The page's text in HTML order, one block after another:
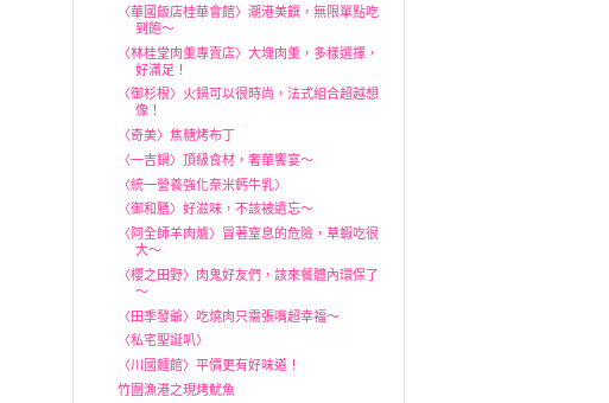
〈華國飯店桂華會館〉潮港美饌，無限單點吃
到飽～
〈林桂堂肉羹專賣店〉大塊肉羹，多樣選擇，
好滿足！
〈御杉根〉火鍋可以很時尚，法式組合超越想
像！
〈奇美〉焦糖烤布丁
〈一吉鍋〉頂級食材，奢華饗宴～
〈統一營養強化奈米鈣牛乳〉
〈御和膳〉好滋味，不該被遺忘～
〈阿全師羊肉爐〉冒著窒息的危險，草蝦吃很
大～
〈櫻之田野〉肉鬼好友們，該來餐體內環保了
～
〈田季發爺〉吃燒肉只需張嘴超幸福～
〈私宅聖誕叭〉
〈川國麵館〉平價更有好味道！
竹圍漁港之現烤魷魚